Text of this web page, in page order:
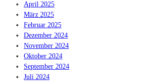
April 2025
März 2025
Februar 2025
Dezember 2024
November 2024
Oktober 2024
September 2024
Juli 2024